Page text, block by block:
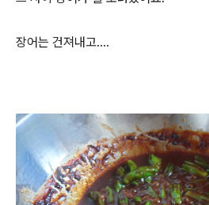
장어는 건져내고....